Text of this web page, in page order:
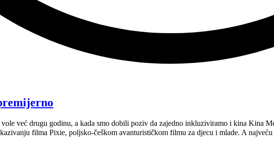
već drugu godinu, a kada smo dobili poziv da zajedno inkluziviramo i kina Kina
filma Pixie, poljsko-češkom avanturističkom filmu za djecu i mlade. A